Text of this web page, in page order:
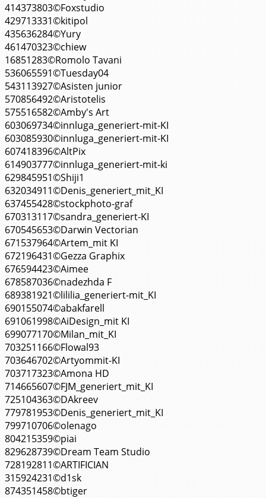
414373803©Foxstudio
429713331©kitipol
435636284©Yury
461470323©chiew
16851283©Romolo Tavani
536065591©Tuesday04
543113927©Asisten junior
570856492©Aristotelis
575516582©Amby's Art
603069734©innluga_generiert-mit-KI
603085930©innluga_generiert-mit-KI
607418396©AltPix
614903777©innluga_generiert-mit-ki
629845951©Shiji1
632034911©Denis_generiert_mit_KI
637455428©stockphoto-graf
670313117©sandra_generiert-KI
670545653©Darwin Vectorian
671537964©Artem_mit KI
672196431©Gezza Graphix
676594423©Aimee
678587036©nadezhda F
689381921©lililia_generiert-mit_KI
690155074©abakfarell
691061998©AiDesign_mit KI
699077170©Milan_mit_KI
703251166©Flowal93
703646702©Artyommit-KI
703717323©Amona HD
714665607©FJM_generiert_mit_KI
725104363©DAkreev
779781953©Denis_generiert_mit_KI
799710706©olenago
804215359©piai
829628739©Dream Team Studio
728192811©ARTIFICIAN
315924231©d1sk
874351458©btiger